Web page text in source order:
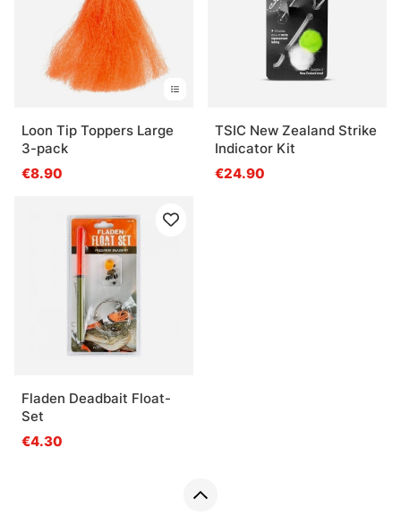
Loon Tip Toppers Large
3-pack
€8.90
TSIC New Zealand Strike
Indicator Kit
€24.90
Fladen Deadbait Float-
Set
€4.30